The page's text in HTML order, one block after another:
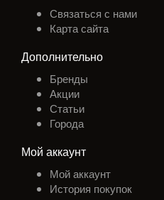
Связаться с нами
Карта сайта
Дополнительно
Бренды
Акции
Статьи
Города
Мой аккаунт
Мой аккаунт
История покупок